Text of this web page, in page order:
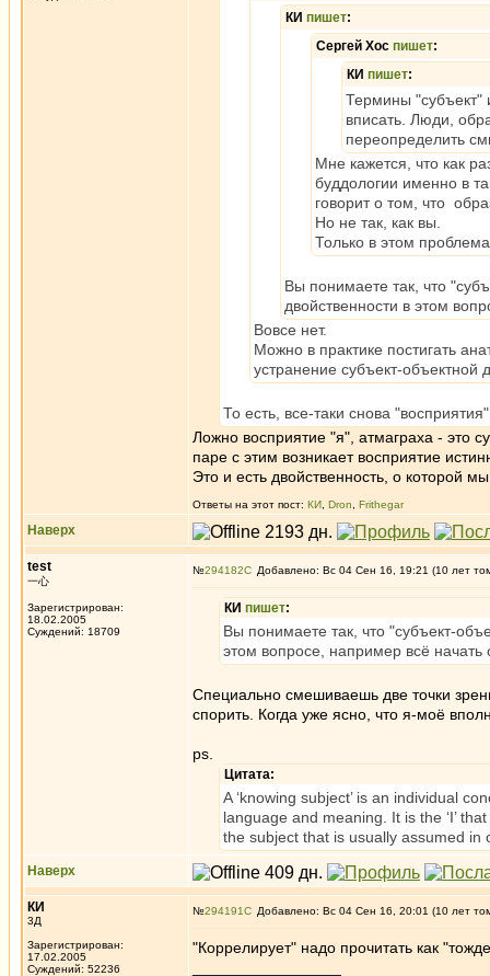
КИ пишет:
Сергей Хос пишет:
КИ пишет:
Термины "субъект"
вписать. Люди,
переопределить
Мне кажется, что как
буддологии именно в
говорит о том, что
Но не так, как вы.
Только в этом
Вы понимаете так, что
двойственности в этом
Вовсе нет.
Можно в практике постигать
устранение субъект-объектной
То есть, все-таки снова
Ложно восприятие "я", атмаграха - это
паре с этим возникает восприятие
Это и есть двойственность, о которой
Ответы на этот пост: КИ Dron Frithegar
Наверх
test
一心
Зарегистрирован:
18.02.2005
Суждений: 18709
№294182 Добавлено: Вс 04 Сен 16, 19:21 (10 лет
КИ пишет:
Вы понимаете так, что "субъект-
этом вопросе, например всё начать
Специально смешиваешь две точки
спорить. Когда уже ясно, что я-моё
ps.
Цитата:
A ‘knowing subject’ is an individual
language and meaning. It is the ‘I’
the subject that is usually assumed in
Наверх
КИ
3Д
Зарегистрирован:
17.02.2005
Суждений: 52236
№294191 Добавлено: Вс 04 Сен 16, 20:01 (10 лет
"Коррелирует" надо прочитать как